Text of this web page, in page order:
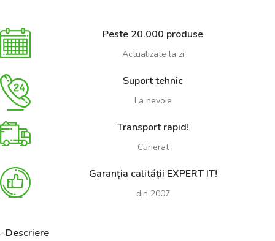
Peste 20.000 produse
Actualizate la zi
Suport tehnic
La nevoie
Transport rapid!
Curierat
Garanția calității EXPERT IT!
din 2007
Descriere